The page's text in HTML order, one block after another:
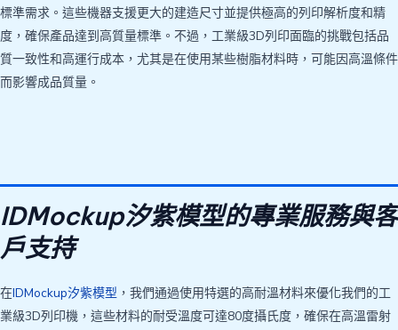
標準需求。這些機器支援更大的建造尺寸並提供極高的列印解析度和精
度，確保產品達到高質量標準。不過，工業級3D列印面臨的挑戰包括品
質一致性和高運行成本，尤其是在使用某些樹脂材料時，可能因高溫條件
而影響成品質量。
IDMockup汐紫模型的專業服務與客
戶支持
在IDMockup汐紫模型 ，我們通過使用特選的高耐溫材料來優化我們的工
業級3D列印機，這些材料的耐受溫度可達80度攝氏度，確保在高溫雷射